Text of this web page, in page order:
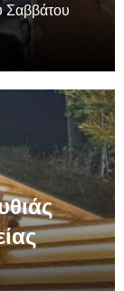
Σαββάτου